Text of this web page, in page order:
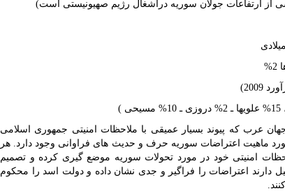
عرب که پیوند بسیار عمیقی با ملاحظات امنیتی جمهوری اسلامی
ماهیت اعتراضات سوریه حرف و حدیث های فراوانی وجود دارد. هر
امنیتی خود در مورد تحولات سوریه موضع گیری کرده و تصمیم
دارند اعتراضات را فراگیر و جدی نشان داده و دولت اسد را محکوم